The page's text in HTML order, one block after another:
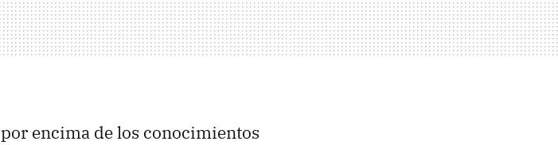
por encima de los conocimientos